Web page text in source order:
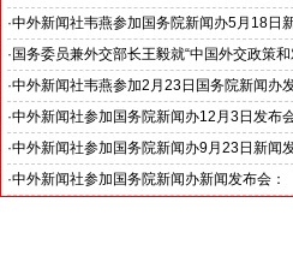
·中外新闻社韦燕参加国务院新闻办5月18日
· 国务委员兼外交部长王毅就“中国外交政策
·中外新闻社韦燕参加2月23日国务院新闻办
·中外新闻社参加国务院新闻办12月3日发布
·中外新闻社参加国务院新闻办9月23日新闻
·中外新闻社参加国务院新闻办新闻发布会：